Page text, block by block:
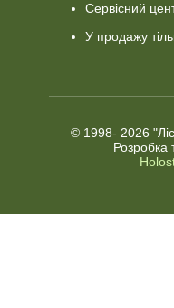
Сервісний
У продажу
© 1998- 2026
Розробка